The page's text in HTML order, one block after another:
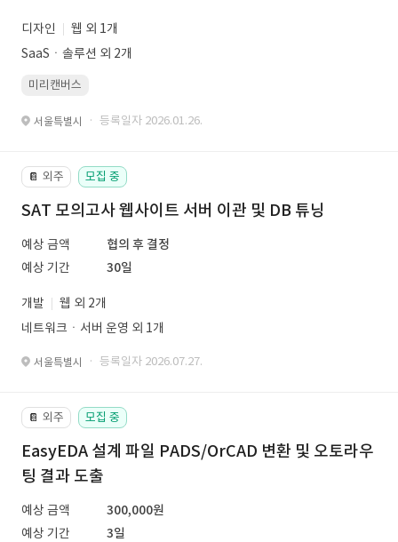
디자인
웹 외 1개
SaaSㆍ솔루션 외 2개
미리캔버스
서울특별시 · 등록일자 2026.01.26.
📔 외주 모집 중
SAT 모의고사 웹사이트 서버 이관 및 DB 튜닝
예상 금액
협의 후 결정
예상 기간
30일
개발
웹 외 2개
네트워크ㆍ서버 운영 외 1개
서울특별시 · 등록일자 2026.07.27.
📔 외주 모집 중
EasyEDA 설계 파일 PADS/OrCAD 변환 및 오토라우
팅 결과 도출
예상 금액
300,000원
예상 기간
3일